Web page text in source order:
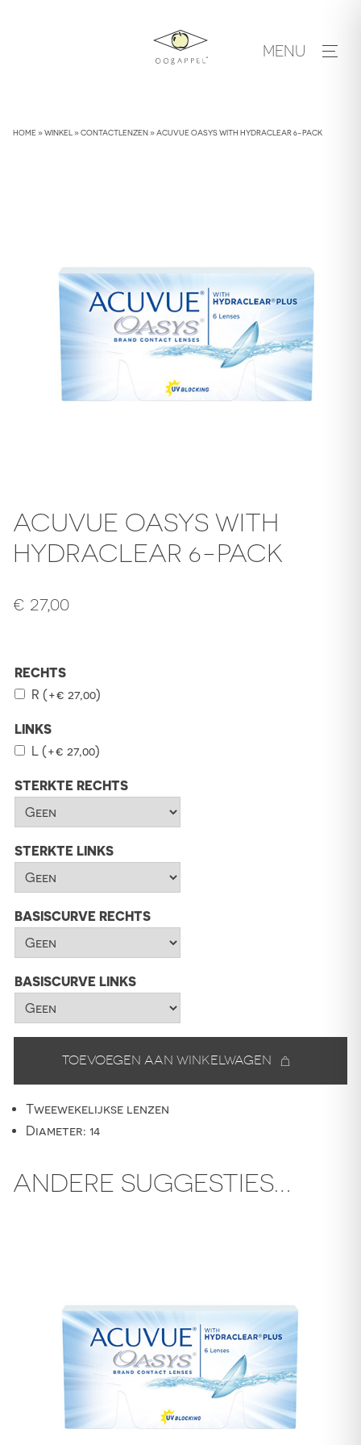
MENU
HOME»WINKEL »CONTACTLENZEN»ACUVUE OASYS WITH HYDRACLEAR 6-PACK
ACUVUE OASYS WITH
HYDRACLEAR 6-PACK
€ 27,00
Tweewekelijkse lenzen
Diameter: 14
RECHTS
R (+€ 27,00)
LINKS
L (+€ 27,00)
STERKTE RECHTS
STERKTE LINKS
BASISCURVE RECHTS
BASISCURVE LINKS
Toevoegen aan winkelwagen
ANDERE SUGGESTIES…